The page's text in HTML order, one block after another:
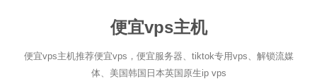
便宜vps主机
便宜vps主机推荐便宜vps，便宜服务器、tiktok专用vps、解锁流媒
体、美国韩国日本英国原生ip vps